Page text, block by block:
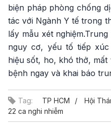
biện pháp phòng chống
tác với Ngành Y tế trong
lấy mẫu xét
nguy cơ, yếu tố tiếp
hiệu sốt, ho, khó thở,
bệnh ngay và khai báo
Tag: TP HCM
Hội
22 ca nghi nhiễm